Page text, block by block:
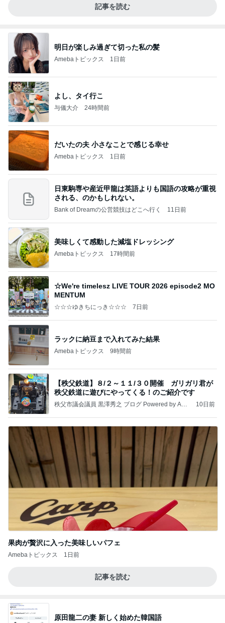
記事を読む
明日が楽しみ過ぎて切った私の髪
Amebaトピックス 1日前
よし、タイ行こ
与儀大介 24時間前
だいたの夫 小さなことで感じる幸せ
Amebaトピックス 1日前
日東駒専や産近甲龍は英語よりも国語の攻略が重視
される、のかもしれない。
Bank of Dreamの公営競技はどこへ行く 11日前
美味しくて感動した減塩ドレッシング
Amebaトピックス 17時間前
☆We're timelesz LIVE TOUR 2026 episode2 MO
MENTUM
☆☆☆ゆきちにっき☆☆☆ 7日前
ラックに納豆まで入れてみた結果
Amebaトピックス 9時間前
【秩父鉄道】８/２～１１/３０開催 ガリガリ君が
秩父鉄道に遊びにやってくる！のご紹介です
秩父市議会議員 黒澤秀之 ブログ Powered by Ame
10日前
果肉が贅沢に入った美味しいパフェ
Amebaトピックス 1日前
記事を読む
原田龍二の妻 新しく始めた韓国語